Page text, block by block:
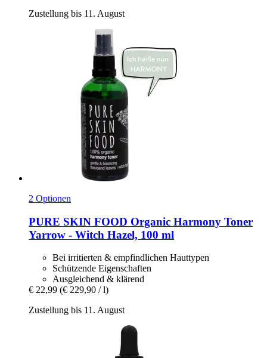
Zustellung bis 11. August
2 Optionen
PURE SKIN FOOD Organic Harmony Toner
Yarrow -​ Witch Hazel, 100 ml
Bei irritierten & empfindlichen Hauttypen
Schützende Eigenschaften
Ausgleichend & klärend
€ 22,99 (€ 229,90 / l)
Zustellung bis 11. August